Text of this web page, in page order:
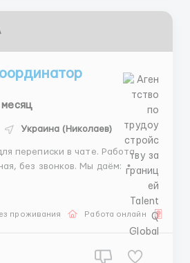
Украина (Николаев)
переписки в чате. Работа
звонков. Мы даём: •
• Ответствен...
проживания Работа онлайн